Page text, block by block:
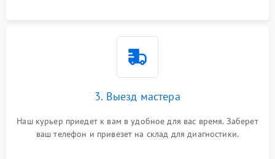
3. Выезд мастера
Наш курьер приедет к вам в удобное для вас время. Заберет
ваш телефон и привезет на склад для диагностики.